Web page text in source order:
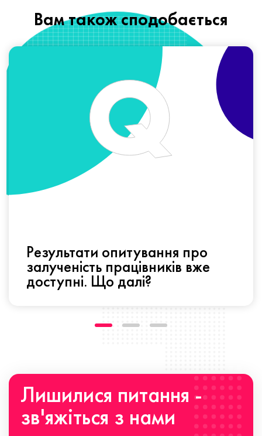
Вам також сподобається
Результати опитування про
залученість працівників вже
доступні. Що далі?
Лишилися питання -
зв'яжіться з нами